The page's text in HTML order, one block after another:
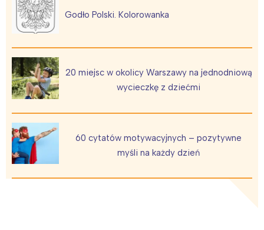
Godło Polski. Kolorowanka
20 miejsc w okolicy Warszawy na jednodniową
wycieczkę z dziećmi
60 cytatów motywacyjnych – pozytywne
myśli na każdy dzień
Interesują mnie wydarzenia z
tego regionu:
Warszawa